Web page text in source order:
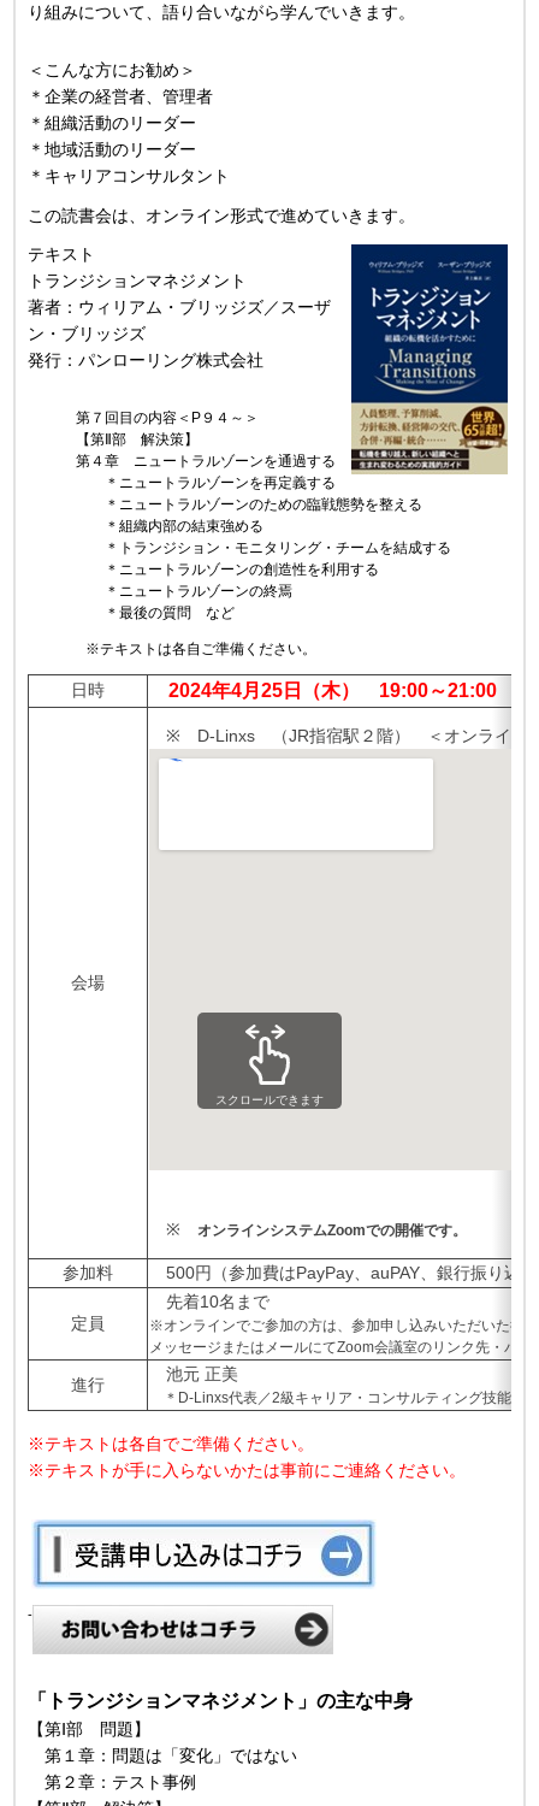
り組みについて、語り合いながら学んでいきます。
＜こんな方にお勧め＞
＊企業の経営者、管理者
＊組織活動のリーダー
＊地域活動のリーダー
＊キャリアコンサルタント
この読書会は、オンライン形式で進めていきます。
テキスト
トランジションマネジメント
著者：ウィリアム・ブリッジズ／スーザ
ン・ブリッジズ
発行：パンローリング株式会社
第７回目の内容＜P９４～＞
【第Ⅱ部 解決策】
第４章 ニュートラルゾーンを通過する
＊ニュートラルゾーンを再定義する
＊ニュートラルゾーンのための臨戦態勢を整える
＊組織内部の結束強める
＊トランジション・モニタリング・チームを結成する
＊ニュートラルゾーンの創造性を利用する
＊ニュートラルゾーンの終焉
＊最後の質問 など
※テキストは各自ご準備ください。
日時 2024年4月25日（木） 19:00～21:00
会場
※ D-Linxs （JR指宿駅２階） ＜オンライン
※ オンラインシステムZoomでの開催です。
参加料 500円（参加費はPayPay、auPAY、銀行振り込
定員
先着10名まで
※オンラインでご参加の方は、参加申し込みいただいた後
メッセージまたはメールにてZoom会議室のリンク先・パ
進行
池元 正美
＊D-Linxs代表／2級キャリア・コンサルティング技能士
スクロールできます
※テキストは各自でご準備ください。
※テキストが手に入らないかたは事前にご連絡ください。
-
「トランジションマネジメント」の主な中身
【第Ⅰ部 問題】
第１章：問題は「変化」ではない
第２章：テスト事例